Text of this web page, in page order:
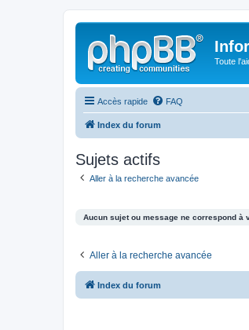
Toute
Accès rapide FAQ
Index du forum
Sujets actifs
Aller à la recherche avancée
Aucun sujet ou message ne correspond à
Aller à la recherche avancée
Index du forum